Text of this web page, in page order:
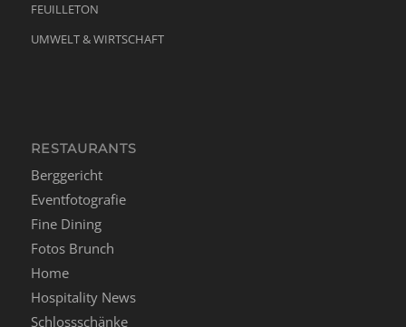
FEUILLETON
UMWELT & WIRTSCHAFT
RESTAURANTS
Berggericht
Eventfotografie
Fine Dining
Fotos Brunch
Home
Hospitality News
Schlossschänke